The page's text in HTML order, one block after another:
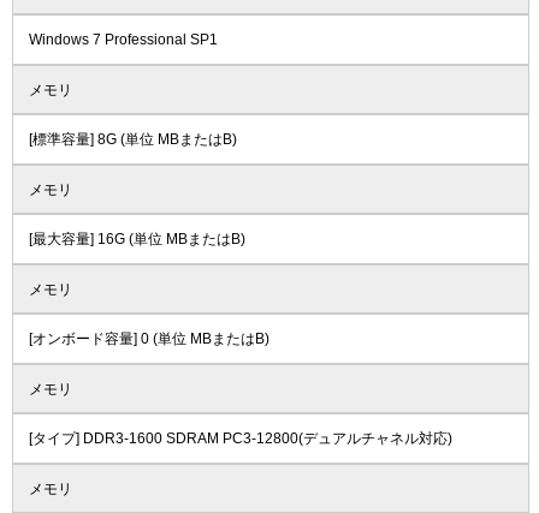
Windows 7 Professional SP1
メモリ
[標準容量] 8G (単位 MBまたはB)
メモリ
[最大容量] 16G (単位 MBまたはB)
メモリ
[オンボード容量] 0 (単位 MBまたはB)
メモリ
[タイプ] DDR3-1600 SDRAM PC3-12800(デュアルチャネル対応)
メモリ